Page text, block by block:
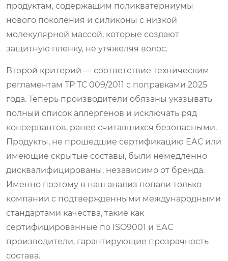
продуктам, содержащим поликватерниумы
нового поколения и силиконы с низкой
молекулярной массой, которые создают
защитную пленку, не утяжеляя волос.
Второй критерий — соответствие техническим
регламентам ТР ТС 009/2011 с поправками 2025
года. Теперь производители обязаны указывать
полный список аллергенов и исключать ряд
консервантов, ранее считавшихся безопасными.
Продукты, не прошедшие сертификацию ЕАС или
имеющие скрытые составы, были немедленно
дисквалифицированы, независимо от бренда.
Именно поэтому в наш анализ попали только
компании с подтвержденными международными
стандартами качества, такие как
сертифицированные по ISO9001 и ЕАС
производители, гарантирующие прозрачность
состава.